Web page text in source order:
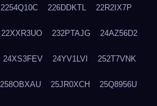
2254Q10C 226DDKTL 22R2IX7P
22XXR3UO 232PTAJG 24AZ56D2
24XS3FEV 24YV1LVI 252T7VNK
258OBXAU 25JR0XCH 25Q8956U